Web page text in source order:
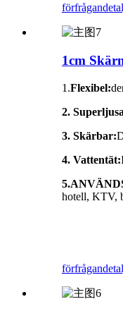
förfrågan
1cm
1.Flexibel:
2.
3. Skärbar:
4. Vattentät:
5.
hotell, KTV,
förfrågan